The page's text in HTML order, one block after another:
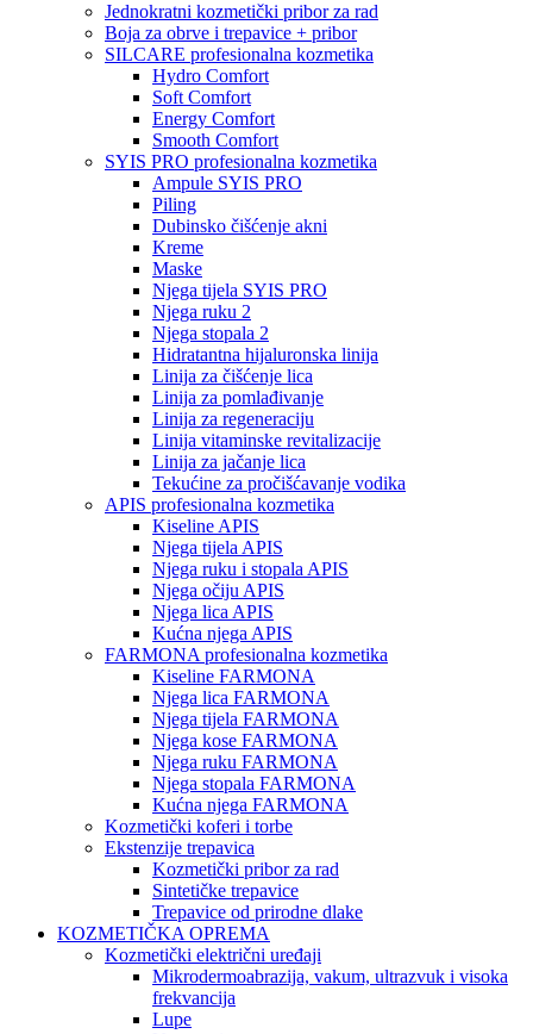
Jednokratni kozmetički pribor za rad
Boja za obrve i trepavice + pribor
SILCARE profesionalna kozmetika
Hydro Comfort
Soft Comfort
Energy Comfort
Smooth Comfort
SYIS PRO profesionalna kozmetika
Ampule SYIS PRO
Piling
Dubinsko čišćenje akni
Kreme
Maske
Njega tijela SYIS PRO
Njega ruku 2
Njega stopala 2
Hidratantna hijaluronska linija
Linija za čišćenje lica
Linija za pomlađivanje
Linija za regeneraciju
Linija vitaminske revitalizacije
Linija za jačanje lica
Tekućine za pročišćavanje vodika
APIS profesionalna kozmetika
Kiseline APIS
Njega tijela APIS
Njega ruku i stopala APIS
Njega očiju APIS
Njega lica APIS
Kućna njega APIS
FARMONA profesionalna kozmetika
Kiseline FARMONA
Njega lica FARMONA
Njega tijela FARMONA
Njega kose FARMONA
Njega ruku FARMONA
Njega stopala FARMONA
Kućna njega FARMONA
Kozmetički koferi i torbe
Ekstenzije trepavica
Kozmetički pribor za rad
Sintetičke trepavice
Trepavice od prirodne dlake
KOZMETIČKA OPREMA
Kozmetički električni uređaji
Mikrodermoabrazija, vakum, ultrazvuk i visoka
frekvancija
Lupe